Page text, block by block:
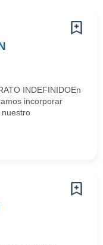
INDEFINIDOEn
incorporar
nuestro